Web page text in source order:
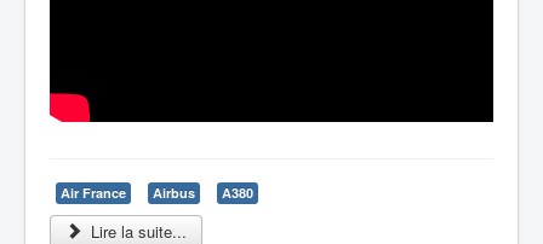
Air France Airbus A380
Lire la suite...